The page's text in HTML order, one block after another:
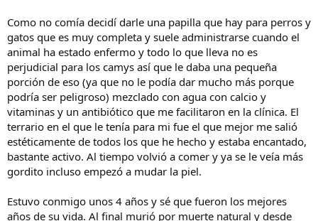
Como no comía decidí darle una papilla que hay para perros y
gatos que es muy completa y suele administrarse cuando el
animal ha estado enfermo y todo lo que lleva no es
perjudicial para los camys así que le daba una pequeña
porción de eso (ya que no le podía dar mucho más porque
podría ser peligroso) mezclado con agua con calcio y
vitaminas y un antibiótico que me facilitaron en la clínica. El
terrario en el que le tenía para mi fue el que mejor me salió
estéticamente de todos los que he hecho y estaba encantado,
bastante activo. Al tiempo volvió a comer y ya se le veía más
gordito incluso empezó a mudar la piel.
Estuvo conmigo unos 4 años y sé que fueron los mejores
años de su vida. Al final murió por muerte natural y desde